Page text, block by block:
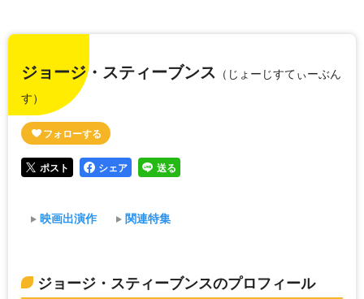
ジョージ・スティーブンス （じょーじすてぃーぶん
す）
ポスト シェア 送る
映画出演作 関連特集
ジョージ・スティーブンスのプロフィール